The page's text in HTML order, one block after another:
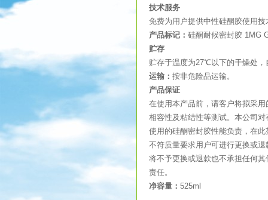
技术服务
免费为用户提供中性硅酮胶使用
产品标记： 硅酮耐候密封胶 1MG
贮存
贮存于温度为27℃以下的干燥处
运输： 按非危险品运输。
产品保证
在使用本产品前，请客户将拟采
相容性及粘结性等测试。本公司
使用的硅酮密封胶性能负责，在
不符质量要求用户可进行更换或
将不予更换或退款也不承担任何
责任。
净容量： 525ml